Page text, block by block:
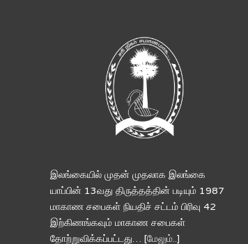
இலங்கையில் முதன் முதலாக இலங்கை
யாப்பின் 13வது திருத்தத்தின் படியும் 1987
மாகாண சபைகள் நியதிச் சட்டம் பிரிவு 42
இற்கிணங்கவும் மாகாண சபைகள்
தோற்றுவிக்கப்பட்டது… [மேலும்..]